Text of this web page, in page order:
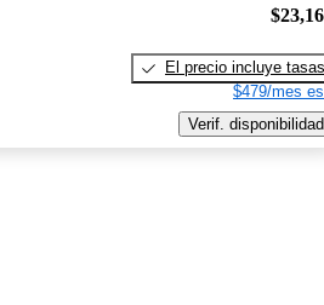
El precio incluye tasas
$479/mes
Verif. disponibilidad